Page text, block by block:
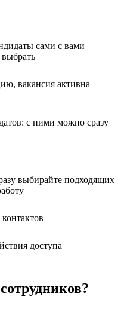
сами с вами
выбрать
вакансия активна
с ними можно сразу
выбирайте подходящих
доступа